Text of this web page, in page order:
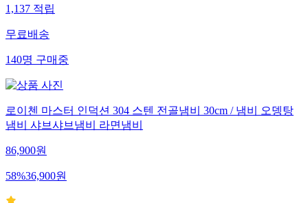
1,137적립
무료배송
140명구매중
로이첸 마스터 인덕션 304 스텐 전골냄비 30cm / 냄비 오뎅탕
냄비 샤브샤브냄비 라면냄비
86,900원
58%36,900원